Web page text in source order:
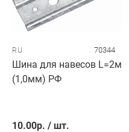
RU 70344
Шина для навесов L=2м
(1,0мм) РФ
10.00р. / шт.